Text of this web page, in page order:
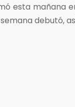
esta mañana
debutó,